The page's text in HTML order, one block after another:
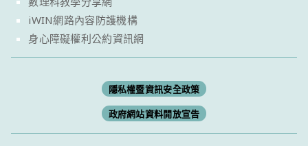
iWIN網路內容防護機構
身心障礙權利公約資訊網
隱私權暨資訊安全政策
政府網站資料開放宣告